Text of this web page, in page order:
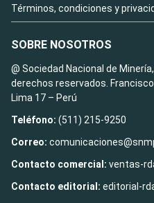
Términos, condiciones y
SOBRE NOSOTROS
@ Sociedad Nacional de
derechos reservados.
Lima 17 – Perú
Teléfono: (511) 215-9250
Correo:
Contacto comercial: ventas-
Contacto editorial: editorial-